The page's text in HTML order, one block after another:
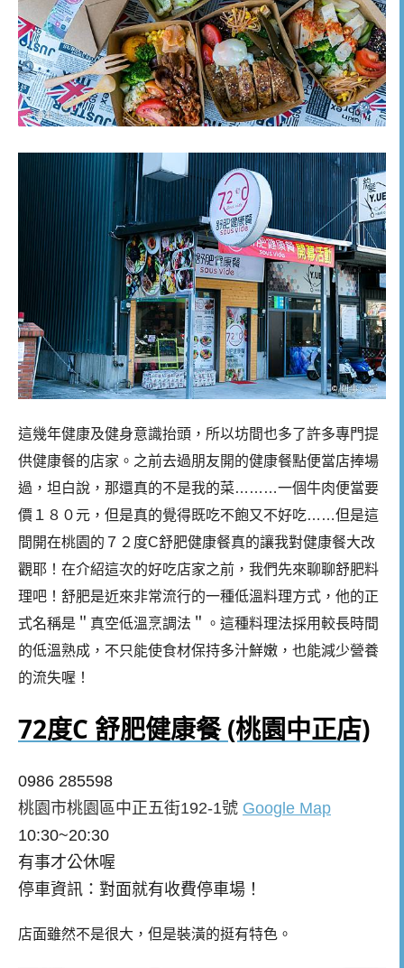
這幾年健康及健身意識抬頭，所以坊間也多了許多專門提
供健康餐的店家。之前去過朋友開的健康餐點便當店捧場
過，坦白說，那還真的不是我的菜………一個牛肉便當要
價１８０元，但是真的覺得既吃不飽又不好吃……但是這
間開在桃園的７２度C舒肥健康餐真的讓我對健康餐大改
觀耶！在介紹這次的好吃店家之前，我們先來聊聊舒肥料
理吧！舒肥是近來非常流行的一種低溫料理方式，他的正
式名稱是＂真空低溫烹調法＂。這種料理法採用較長時間
的低溫熟成，不只能使食材保持多汁鮮嫩，也能減少營養
的流失喔！
72度C 舒肥健康餐 (桃園中正店)
0986 285598
桃園市桃園區中正五街192-1號 Google Map
10:30~20:30
有事才公休喔
停車資訊：對面就有收費停車場！
店面雖然不是很大，但是裝潢的挺有特色。